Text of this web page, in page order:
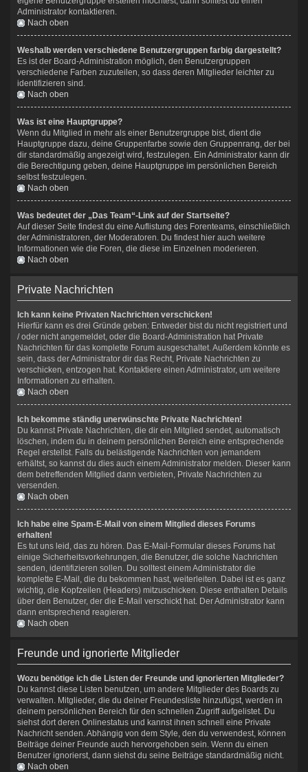
Administrator kontaktieren.
Nach oben
Weshalb werden verschiedene Benutzergruppen farbig dargestellt?
Es ist der Board-Administration möglich, den Benutzergruppen
verschiedene Farben zuzuteilen, so dass deren Mitglieder leichter zu
identifizieren sind.
Nach oben
Was ist eine Hauptgruppe?
Wenn du Mitglied in mehr als einer Benutzergruppe bist, dient die
Hauptgruppe dazu, deine Gruppenfarbe sowie den Gruppenrang, der bei
dir standardmäßig angezeigt wird, festzulegen. Ein Administrator kann dir
die Berechtigung geben, deine Hauptgruppe im persönlichen Bereich
selbst festzulegen.
Nach oben
Was bedeutet der „Das Team“-Link auf der Startseite?
Auf dieser Seite findest du eine Auflistung des Forenteams, einschließlich
der Administratoren, der Moderatoren. Du findest hier auch weitere
Informationen wie die Foren, die diese im Einzelnen moderieren.
Nach oben
Private Nachrichten
Ich kann keine Privaten Nachrichten verschicken!
Hierfür kann es drei Gründe geben: Entweder bist du nicht registriert und
/ oder nicht angemeldet, oder die Board-Administration hat Private
Nachrichten für das komplette Forum ausgeschaltet. Außerdem könnte es
sein, dass der Administrator dir das Recht, Private Nachrichten zu
verschicken, entzogen hat. Kontaktiere einen Administrator, um weitere
Informationen zu erhalten.
Nach oben
Ich bekomme ständig unerwünschte Private Nachrichten!
Du kannst Private Nachrichten, die dir ein Mitglied sendet, automatisch
löschen, indem du in deinem persönlichen Bereich eine entsprechende
Regel erstellst. Falls du belästigende Nachrichten von jemandem
erhältst, so kannst du dies auch einem Administrator melden. Dieser kann
dem betreffenden Mitglied dann verbieten, Private Nachrichten zu
versenden.
Nach oben
Ich habe eine Spam-E-Mail von einem Mitglied dieses Forums
erhalten!
Es tut uns leid, das zu hören. Das E-Mail-Formular dieses Forums hat
einige Sicherheitsvorkehrungen, die Benutzer, die solche Nachrichten
senden, identifizieren sollen. Du solltest einem Administrator die
komplette E-Mail, die du bekommen hast, weiterleiten. Dabei ist es ganz
wichtig, die Kopfzeilen (Headers) mitzuschicken. Diese enthalten Details
über den Benutzer, der die E-Mail verschickt hat. Der Administrator kann
dann entsprechend reagieren.
Nach oben
Freunde und ignorierte Mitglieder
Wozu benötige ich die Listen der Freunde und ignorierten Mitglieder?
Du kannst diese Listen benutzen, um andere Mitglieder des Boards zu
verwalten. Mitglieder, die du deiner Freundesliste hinzufügst, werden in
deinem persönlichen Bereich für den schnellen Zugriff aufgelistet. Du
siehst dort deren Onlinestatus und kannst ihnen schnell eine Private
Nachricht senden. Abhängig von dem Style, den du verwendest, können
Beiträge deiner Freunde auch hervorgehoben sein. Wenn du einen
Benutzer ignorierst, dann siehst du seine Beiträge standardmäßig nicht.
Nach oben